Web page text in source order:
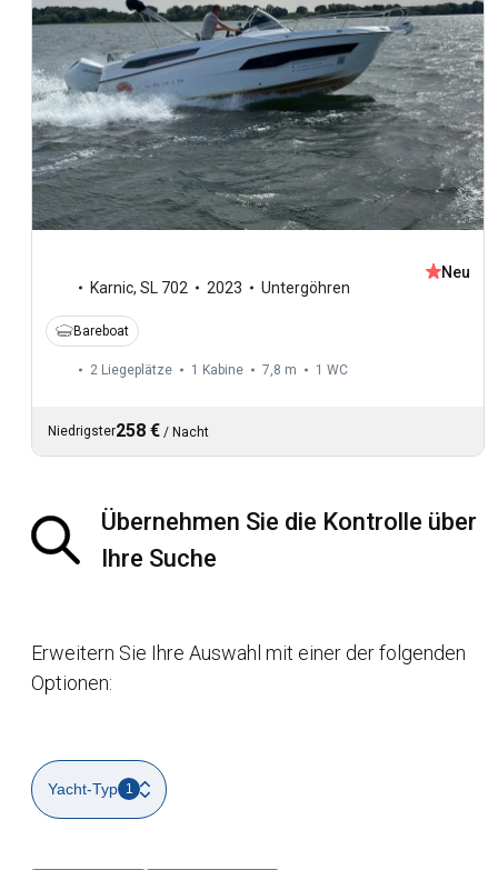
Karnic, SL 702 2023 Untergöhren
Neu
Bareboat
2 Liegeplätze 1 Kabine 7,8 m 1 WC
Niedrigster258 € / Nacht
Übernehmen Sie die Kontrolle über
Ihre Suche
Erweitern Sie Ihre Auswahl mit einer der folgenden
Optionen:
Yacht-Typ 1